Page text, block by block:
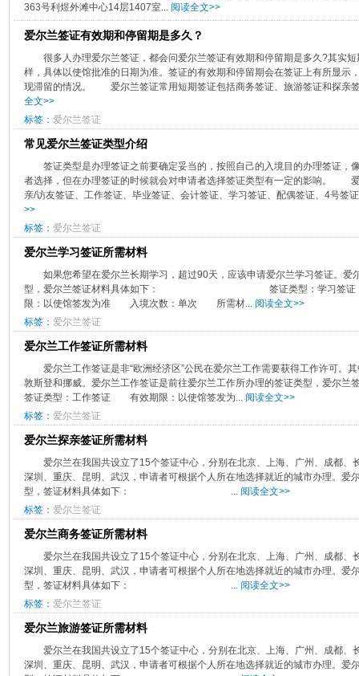
363号利煜外滩中心14层1407室... 阅读全文>>
爱尔兰签证有效期和停留期是多久？
很多人办理爱尔兰签证，都会问爱尔兰签证有效期和停留期是多久?其实
样，具体以使馆批准的日期为准。签证的有效期和停留期会在签证上有所显示
现滞留的情况。 爱尔兰签证常用短期签证包括商务签证、旅游签证和探亲
全文>>
标签： 爱尔兰签证
常见爱尔兰签证类型介绍
签证类型是办理签证之前要确定妥当的，按照自己的入境目的办理签证，
者选择，但在办理签证的时候就会对申请者选择签证类型有一定的影响。
亲/访友签证、工作签证、毕业签证、会计签证、学习签证、配偶签证、4号签
>>
标签： 爱尔兰签证
爱尔兰学习签证所需材料
如果您希望在爱尔兰长期学习，超过90天，应该申请爱尔兰学习签证。爱
型，爱尔兰签证材料具体如下： 签证类型：学习签证 有
限：以使馆签发为准 入境次数：单次 所需材... 阅读全文>>
标签： 爱尔兰签证
爱尔兰工作签证所需材料
爱尔兰工作签证是非“欧洲经济区”公民在爱尔兰工作需要获得工作许可。
敦斯登和挪威。爱尔兰工作签证是前往爱尔兰工作所办理的
签证类型：工作签证 有效期限：以使馆签发为... 阅读全文>>
标签： 爱尔兰签证
爱尔兰探亲签证所需材料
爱尔兰在我国共设立了15个签证中心，分别在北京、上海、广州、成都、
深圳、重庆、昆明、武汉，申请者可根据个人所在地选择就近的城市办理。爱
型，签证材料具体如下： ... 阅读全文>>
标签： 爱尔兰签证
爱尔兰商务签证所需材料
爱尔兰在我国共设立了15个签证中心，分别在北京、上海、广州、成都、
深圳、重庆、昆明、武汉，申请者可根据个人所在地选择就近的城市办理。爱
型，签证材料具体如下： ... 阅读全文>>
标签： 爱尔兰签证
爱尔兰旅游签证所需材料
爱尔兰在我国共设立了15个签证中心，分别在北京、上海、广州、成都、
深圳、重庆、昆明、武汉，申请者可根据个人所在地选择就近的城市办理。爱